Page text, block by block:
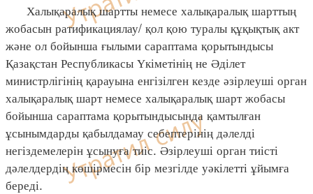
Халықаралық шартты немесе халықаралық шарттың
жобасын ратификациялау/ қол қою туралы құқықтық акт
және ол бойынша ғылыми сараптама қорытындысы
Қазақстан Республикасы Үкіметінің не Әділет
министрлігінің қарауына енгізілген кезде әзірлеуші орган
халықаралық шарт немесе халықаралық шарт жобасы
бойынша сараптама қорытындысында қамтылған
ұсынымдарды қабылдамау себептерінің дәлелді
негіздемелерін ұсынуға тиіс. Әзірлеуші орган тиісті
дәлелдердің көшірмесін бір мезгілде уәкілетті ұйымға
береді.